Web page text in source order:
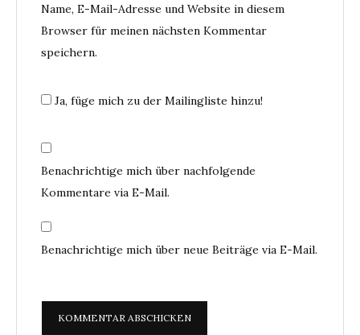
Name, E-Mail-Adresse und Website in diesem
Browser für meinen nächsten Kommentar
speichern.
Ja, füge mich zu der Mailingliste hinzu!
Benachrichtige mich über nachfolgende
Kommentare via E-Mail.
Benachrichtige mich über neue Beiträge via E-Mail.